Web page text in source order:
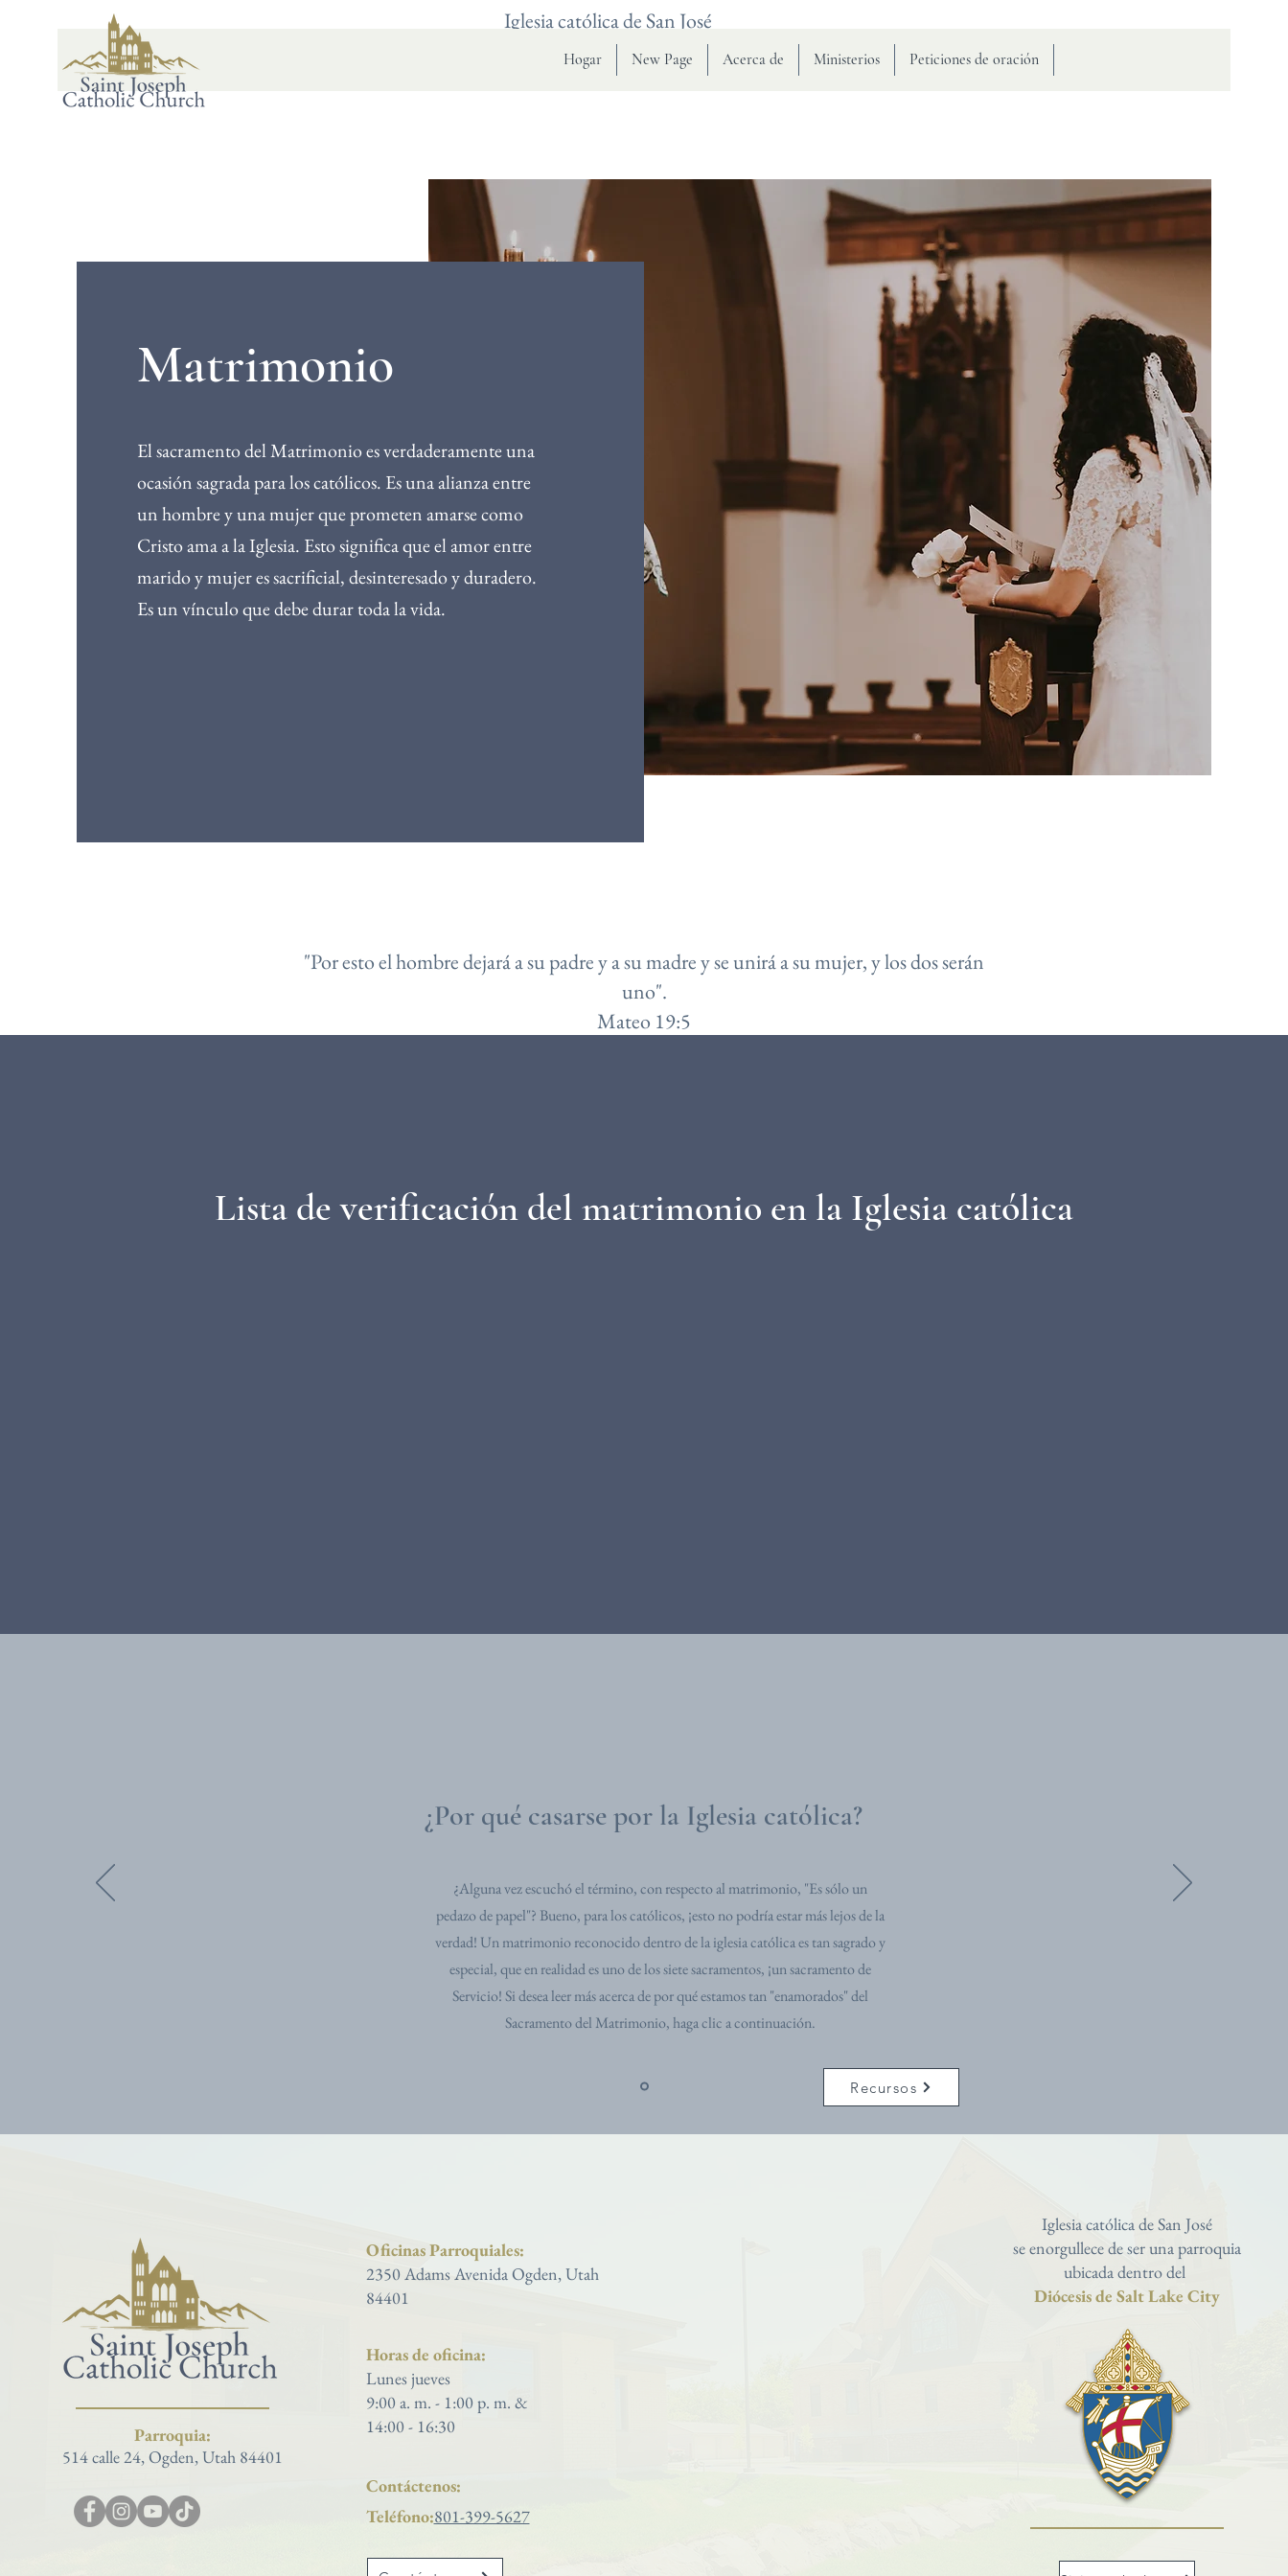
Hogar New Page Acerca de Ministerios Peticiones de oración
Matrimonio
El sacramento del Matrimonio es verdaderamente una
ocasión sagrada para los católicos. Es una alianza entre
un hombre y una mujer que prometen amarse como
Cristo ama a la Iglesia. Esto significa que el amor entre
marido y mujer es sacrificial, desinteresado y duradero.
Es un vínculo que debe durar toda la vida.
"Por esto el hombre dejará a su padre y a su madre y se unirá a su mujer, y los dos serán
uno".
​Mateo 19:5
Lista de verificación del matrimonio en la Iglesia católica
¿Por qué casarse por la Iglesia católica?
¿Alguna vez escuchó el término, con respecto al matrimonio, "Es sólo un
pedazo de papel"? Bueno, para los católicos, ¡esto no podría estar más lejos de la
verdad! Un matrimonio reconocido dentro de la iglesia católica es tan sagrado y
especial, que en realidad es uno de los siete sacramentos, ¡un sacramento de
Servicio! Si desea leer más acerca de por qué estamos tan "enamorados" del
Sacramento del Matrimonio, haga clic a continuación.
Recursos
Iglesia católica de San José
Parroquia:
514 calle 24, Ogden, Utah 84401
Oficinas Parroquiales:
2350 Adams Avenida Ogden, Utah
84401
Horas de oficina:
Lunes jueves
9:00 a. m. - 1:00 p. m. &
14:00 - 16:30
Contáctenos:
Teléfono:801-399-5627
Iglesia católica de San José
se enorgullece de ser una parroquia
ubicada dentro del
Diócesis de Salt Lake City